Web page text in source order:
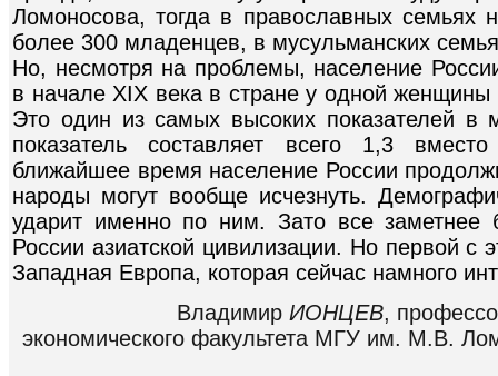
Ломоносова, тогда в православных семьях
более 300 младенцев, в мусульманских
Но, несмотря на проблемы, население
в начале XIX века в стране у одной
Это один из самых высоких показателей в
показатель составляет всего 1,3
ближайшее время население России
народы могут вообще исчезнуть.
ударит именно по ним. Зато все заметнее
России азиатской цивилизации. Но первой с
Западная Европа, которая сейчас намного
Владимир ИОНЦЕВ,
экономического факультета МГУ им. М.В.